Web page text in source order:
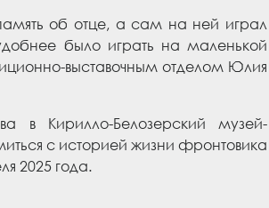
об отце, а сам на ней играл
было играть на маленькой
выставочным отделом Юлия
в Кирилло-Белозерский музей-
с историей жизни фронтовика
2025 года.